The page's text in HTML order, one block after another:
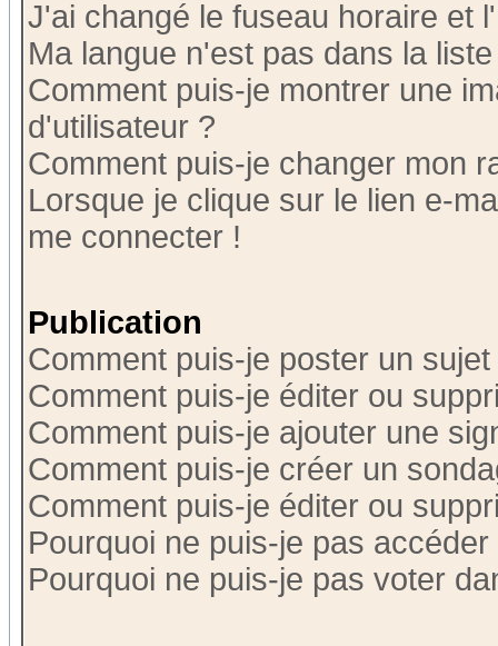
J'ai changé le fuseau horaire et
Ma langue n'est pas dans la
Comment puis-je montrer une
d'utilisateur ?
Comment puis-je changer mon
Lorsque je clique sur le lien e-
me connecter !
Publication
Comment puis-je poster un
Comment puis-je éditer ou
Comment puis-je ajouter une
Comment puis-je créer un
Comment puis-je éditer ou
Pourquoi ne puis-je pas
Pourquoi ne puis-je pas voter